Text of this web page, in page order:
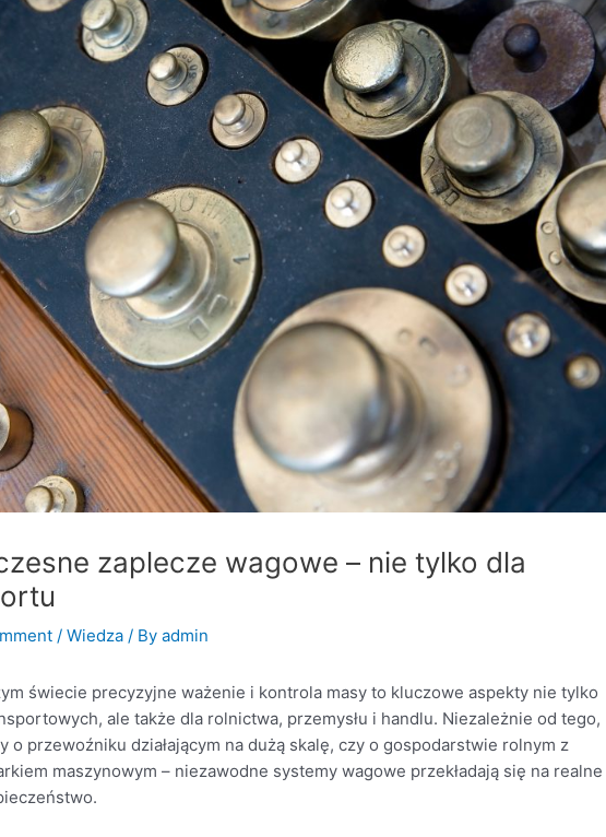
zaplecze wagowe – nie tylko dla
/Wiedza / Byadmin
świecie precyzyjne ważenie i kontrola masy to kluczowe aspekty nie tylko
ale także dla rolnictwa, przemysłu i handlu. Niezależnie od tego,
o przewoźniku działającym na dużą skalę, czy o gospodarstwie rolnym z
maszynowym – niezawodne systemy wagowe przekładają się na realne